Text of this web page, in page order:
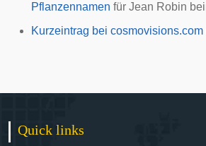
Pflanzennamen für Jean Robin
Kurzeintrag bei cosmovisions.com
Quick links